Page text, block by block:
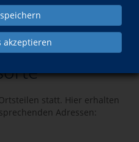
akzeptieren
statt. Hier erhalten
Adressen: